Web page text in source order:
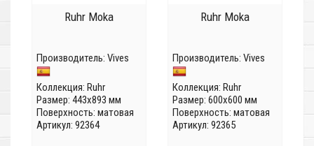
Ruhr Moka
Производитель: Vives
Коллекция: Ruhr
Размер: 443x893 мм
Поверхность: матовая
Артикул: 92364
Ruhr Moka
Производитель: Vives
Коллекция: Ruhr
Размер: 600x600 мм
Поверхность: матовая
Артикул: 92365